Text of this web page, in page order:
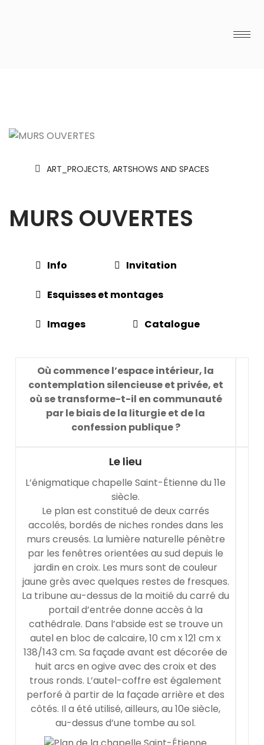
ART_PROJECTS, ARTSHOWS AND SPACES
MURS OUVERTES
Info Invitation
Esquisses et montages
Images Catalogue
Où commence l’espace intérieur, la
contemplation silencieuse et privée, et
où se transforme-t-il en communauté
par le biais de la liturgie et de la
confession publique ?
Le lieu
L’énigmatique chapelle Saint-Étienne du 11e
siècle.
Le plan est constitué de deux carrés
accolés, bordés de niches rondes dans les
murs creusés. La lumière naturelle pénètre
par les fenêtres orientées au sud depuis le
jardin en croix. Les murs sont de couleur
jaune grès avec quelques restes de fresques.
La tribune au-dessus de la moitié du carré du
portail d’entrée donne accès à la
cathédrale. Dans l’abside est se trouve un
autel en bloc de calcaire, 10 cm x 121 cm x
138/143 cm. Sa façade avant est décorée de
huit arcs en ogive avec des croix et des
trous ronds. L’autel-coffre est également
perforé à partir de la façade arrière et des
côtés. Il a été utilisé, ailleurs, au 10e siècle,
au-dessus d’une tombe au sol.